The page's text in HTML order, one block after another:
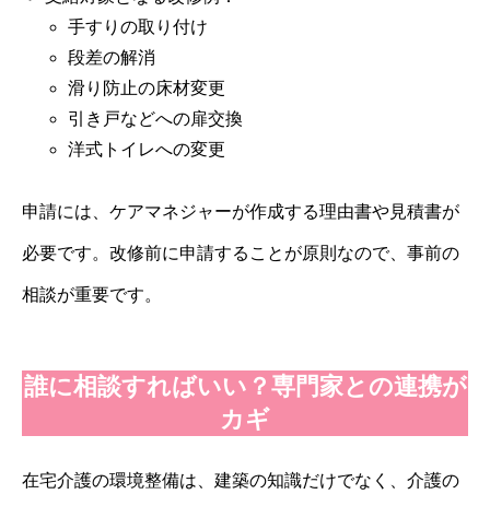
手すりの取り付け
段差の解消
滑り防止の床材変更
引き戸などへの扉交換
洋式トイレへの変更
申請には、ケアマネジャーが作成する理由書や見積書が
必要です。改修前に申請することが原則なので、事前の
相談が重要です。
誰に相談すればいい？専門家との連携が
カギ
在宅介護の環境整備は、建築の知識だけでなく、介護の